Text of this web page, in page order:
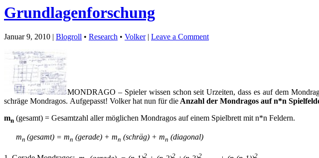
Grundlagenforschung
Januar 9, 2010 | Blogroll • Research • Volker| Leave a Comment
MONDRAGO – Spieler wissen schon seit Urzeiten, dass es auf dem
schräge Mondragos. Aufgepasst! Volker hat nun für die Anzahl der Mondragos auf n*n
mn (gesamt) = Gesamtzahl aller möglichen Mondragos auf einem Spielbrett mit n*n Feldern.
mn (gesamt) = mn (gerade) + mn (schräg) + mn (diagonal)
2 2 2 2